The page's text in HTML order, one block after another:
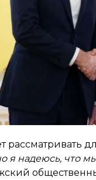
рассматривать
я надеюсь, что